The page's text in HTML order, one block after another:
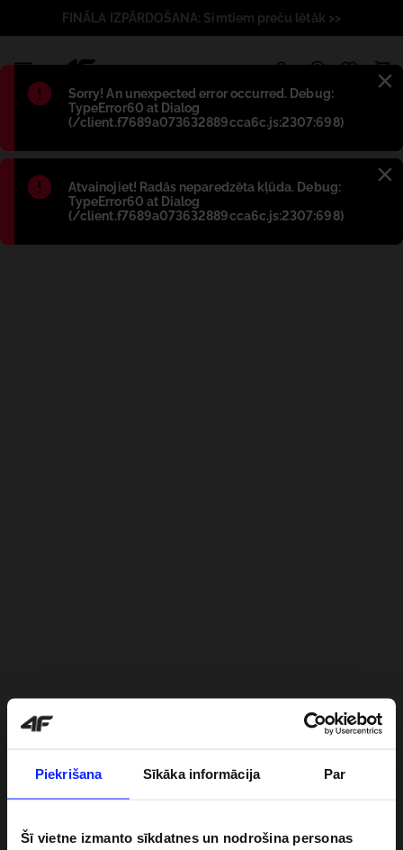
Piekrišana Sīkāka informācija Par
Šī vietne izmanto sīkdatnes un nodrošina personas
Błąd:
Sorry! An unexpected error occurred. Debug:
TypeError60 at Dialog
(/client.f7689a073632889cca6c.js:2307:698)
Błąd:
Atvainojiet! Radās neparedzēta kļūda. Debug:
TypeError60 at Dialog
(/client.f7689a073632889cca6c.js:2307:698)
FINĀLA IZPĀRDOŠANA: Simtiem preču lētāk >>